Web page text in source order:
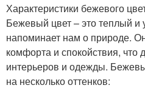
Характеристики бежевого
Бежевый цвет – это теплый и
напоминает нам о природе.
комфорта и спокойствия, что
интерьеров и одежды.
на несколько оттенков: